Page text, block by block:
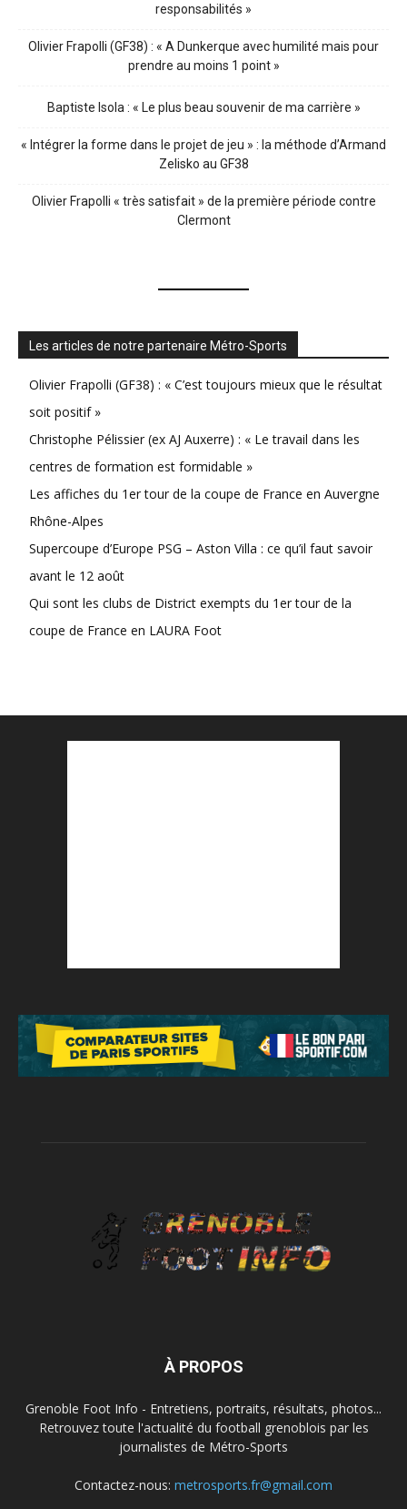
responsabilités »
Olivier Frapolli (GF38) : « A Dunkerque avec humilité mais pour
prendre au moins 1 point »
Baptiste Isola : « Le plus beau souvenir de ma carrière »
« Intégrer la forme dans le projet de jeu » : la méthode d’Armand
Zelisko au GF38
Olivier Frapolli « très satisfait » de la première période contre
Clermont
Les articles de notre partenaire Métro-Sports
Olivier Frapolli (GF38) : « C’est toujours mieux que le résultat
soit positif »
Christophe Pélissier (ex AJ Auxerre) : « Le travail dans les
centres de formation est formidable »
Les affiches du 1er tour de la coupe de France en Auvergne
Rhône-Alpes
Supercoupe d’Europe PSG – Aston Villa : ce qu’il faut savoir
avant le 12 août
Qui sont les clubs de District exempts du 1er tour de la
coupe de France en LAURA Foot
À PROPOS
Grenoble Foot Info - Entretiens, portraits, résultats, photos...
Retrouvez toute l'actualité du football grenoblois par les
journalistes de Métro-Sports
Contactez-nous: metrosports.fr@gmail.com